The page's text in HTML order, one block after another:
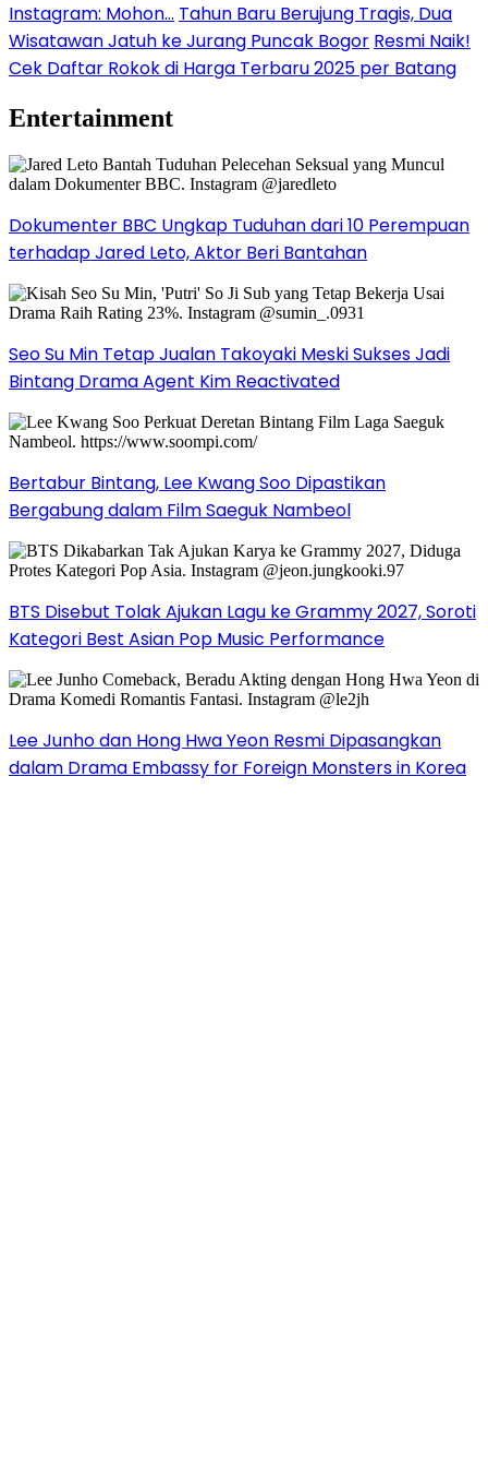
Instagram: Mohon… Tahun Baru Berujung Tragis, Dua
Wisatawan Jatuh ke Jurang Puncak Bogor Resmi Naik!
Cek Daftar Rokok di Harga Terbaru 2025 per Batang
Entertainment
Dokumenter BBC Ungkap Tuduhan dari 10 Perempuan
terhadap Jared Leto, Aktor Beri Bantahan
Seo Su Min Tetap Jualan Takoyaki Meski Sukses Jadi
Bintang Drama Agent Kim Reactivated
Bertabur Bintang, Lee Kwang Soo Dipastikan
Bergabung dalam Film Saeguk Nambeol
BTS Disebut Tolak Ajukan Lagu ke Grammy 2027, Soroti
Kategori Best Asian Pop Music Performance
Lee Junho dan Hong Hwa Yeon Resmi Dipasangkan
dalam Drama Embassy for Foreign Monsters in Korea